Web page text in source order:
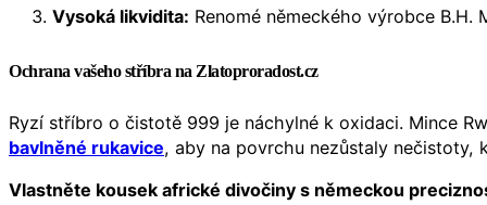
Vysoká likvidita: Renomé německého výrobce
Ochrana vašeho stříbra na Zlatoproradost.cz
Ryzí stříbro o čistotě 999 je náchylné k oxidaci. Mince
bavlněné rukavice, aby na povrchu nezůstaly nečistoty,
Vlastněte kousek africké divočiny s německou